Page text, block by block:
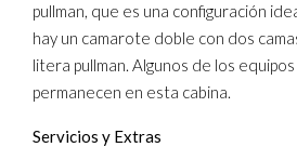
pullman, que es una configuración
hay un camarote doble con dos
litera pullman. Algunos de los
permanecen en esta cabina.
Servicios y Extras